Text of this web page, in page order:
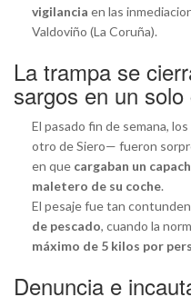
vigilancia en las
Valdoviño (La Coruña).
La trampa se
sargos en un
El pasado fin de semana,
otro de Siero— fueron
en que cargaban un
maletero de su coche.
El pesaje fue tan
de pescado, cuando la
máximo de 5 kilos por
Denuncia e